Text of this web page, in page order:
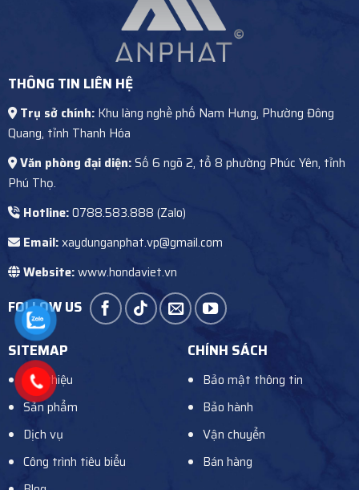
THÔNG TIN LIÊN HỆ
Trụ sở chính:Khu làng nghề phố Nam Hưng, Phường Đông
Quang, tỉnh Thanh Hóa
Văn phòng đại diện:Số 6 ngõ 2, tổ 8 phường Phúc Yên, tỉnh
Phú Thọ.
Hotline:0788.583.888 (Zalo)
Email:xaydunganphat.vp@gmail.com
Website:www.hondaviet.vn
FOLLOW US
SITEMAP
Giới thiệu
Sản phẩm
Dịch vụ
Công trình tiêu biểu
CHÍNH SÁCH
Bảo mật thông tin
Bảo hành
Vận chuyển
Bán hàng